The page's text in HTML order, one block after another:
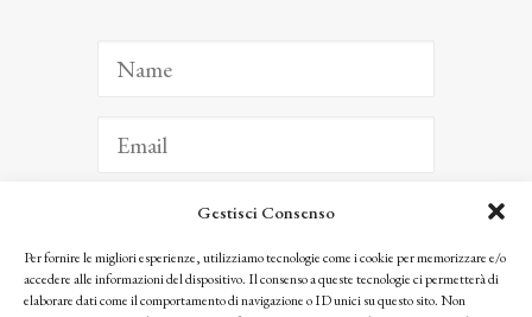
Gestisci Consenso
Per fornire le migliori esperienze, utilizziamo tecnologie come i cookie per memorizzare e/o
accedere alle informazioni del dispositivo. Il consenso a queste tecnologie ci permetterà di
elaborare dati come il comportamento di navigazione o ID unici su questo sito. Non
ISCRIVITI
Facendo clic per iscriverti, riconosci che le tue informazioni saranno trattate